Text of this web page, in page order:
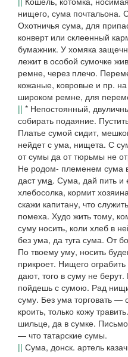
нищего, сума почтальона.
Охотничья сума, для
конверт или склеенный
бумажник. У хомяка
лежит в особой сумочке
ремне, через плечо.
кожаные, ковровые и пр.
широком ремне, для
|| * Непостоянный,
собирать подаяние.
Платье сумой сидит,
нейдет с ума, нищета. С
от сумы да от тюрьмы не
Не родом- племенем сума
даст ума. Сума, дай пить и
хлебосолка, кормит
скажи капитану, что
помеха. Худо жить тому,
суму носить, коли хлеб в
без ума, да туга сума. От
По твоему уму, носить
прикроет. Нищего
дают, того в суму не
пойдешь с сумою. Рад
суму. Без ума торговать —
кроить, только кожу
шильце, да в сумке.
— что татарские сумы.
|| Сума, донск. артель